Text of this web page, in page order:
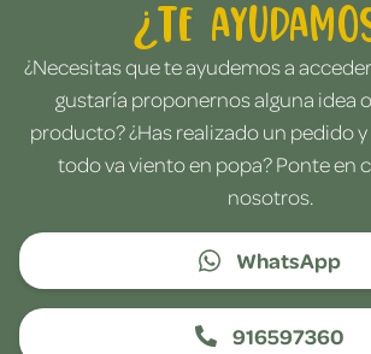
¿Te
¿Necesitas que te ayudemos a
gustaría proponernos alguna idea
producto? ¿Has realizado un pedido
todo va viento en popa? Ponte en
nosotros.
WhatsApp
916597360